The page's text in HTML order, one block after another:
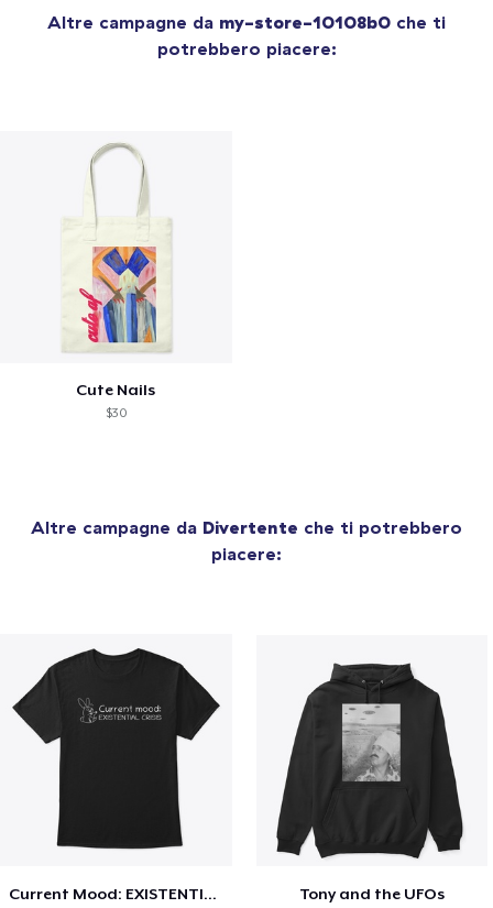
Altre campagne da my-store-10108b0 che ti
potrebbero piacere:
Cute Nails
$30
Altre campagne da Divertente che ti potrebbero
piacere:
Current Mood: EXISTENTIAL CRISIS Tony and the UFOs